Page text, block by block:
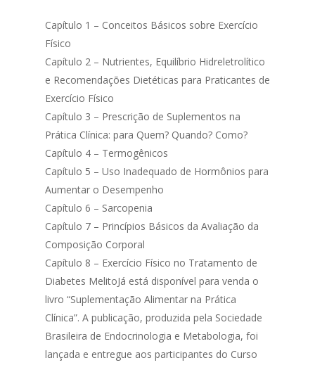
Capítulo 1 – Conceitos Básicos sobre Exercício
Físico
Capítulo 2 – Nutrientes, Equilíbrio Hidreletrolítico
e Recomendações Dietéticas para Praticantes de
Exercício Físico
Capítulo 3 – Prescrição de Suplementos na
Prática Clínica: para Quem? Quando? Como?
Capítulo 4 – Termogênicos
Capítulo 5 – Uso Inadequado de Hormônios para
Aumentar o Desempenho
Capítulo 6 – Sarcopenia
Capítulo 7 – Princípios Básicos da Avaliação da
Composição Corporal
Capítulo 8 – Exercício Físico no Tratamento de
Diabetes MelitoJá está disponível para venda o
livro “Suplementação Alimentar na Prática
Clínica”. A publicação, produzida pela Sociedade
Brasileira de Endocrinologia e Metabologia, foi
lançada e entregue aos participantes do Curso